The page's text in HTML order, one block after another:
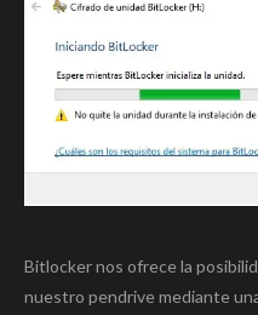
Bitlocker nos ofrece la
nuestro pendrive mediante